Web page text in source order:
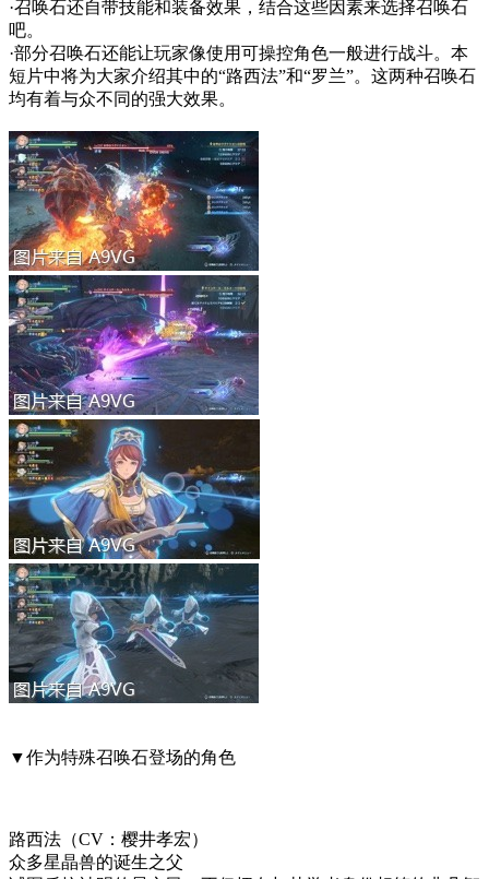
·召唤石还自带技能和装备效果，结合这些因素来选择召唤石
吧。
·部分召唤石还能让玩家像使用可操控角色一般进行战斗。本
短片中将为大家介绍其中的“路西法”和“罗兰”。这两种召唤石
均有着与众不同的强大效果。
▼作为特殊召唤石登场的角色
路西法（CV：樱井孝宏）
众多星晶兽的诞生之父